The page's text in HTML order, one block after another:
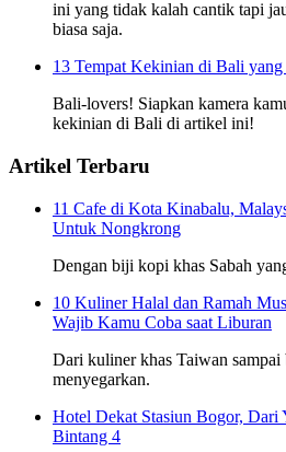
ini yang tidak kalah cantik tapi
biasa saja.
13 Tempat Kekinian di Bali
Bali-lovers! Siapkan kamera
kekinian di Bali di artikel ini!
Artikel Terbaru
11 Cafe di Kota Kinabalu,
Untuk Nongkrong
Dengan biji kopi khas Sabah
10 Kuliner Halal dan Ramah
Wajib Kamu Coba saat Liburan
Dari kuliner khas Taiwan sampai
menyegarkan.
Hotel Dekat Stasiun Bogor, Dari
Bintang 4